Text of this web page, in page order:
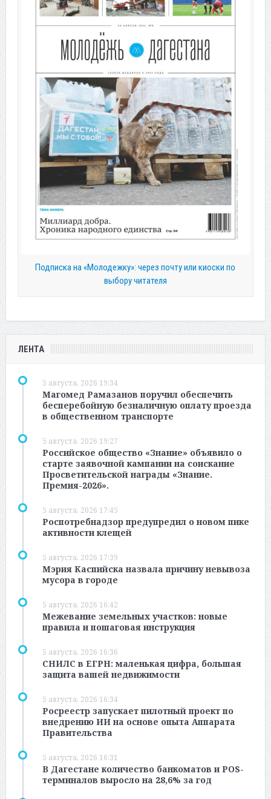
Подписка на «Молодежку»: через почту или киоски по
выбору читателя
ЛЕНТА
5 августа, 2026 19:34
Магомед Рамазанов поручил обеспечить
бесперебойную безналичную оплату проезда
в общественном транспорте
5 августа, 2026 19:27
Российское общество «Знание» объявило о
старте заявочной кампании на соискание
Просветительской награды «Знание.
Премия-2026».
5 августа, 2026 17:45
Роспотребнадзор предупредил о новом пике
активности клещей
5 августа, 2026 17:39
Мэрия Каспийска назвала причину невывоза
мусора в городе
5 августа, 2026 16:42
Межевание земельных участков: новые
правила и пошаговая инструкция
5 августа, 2026 16:36
СНИЛС в ЕГРН: маленькая цифра, большая
защита вашей недвижимости
5 августа, 2026 16:34
Росреестр запускает пилотный проект по
внедрению ИИ на основе опыта Аппарата
Правительства
5 августа, 2026 16:31
В Дагестане количество банкоматов и POS-
терминалов выросло на 28,6% за год